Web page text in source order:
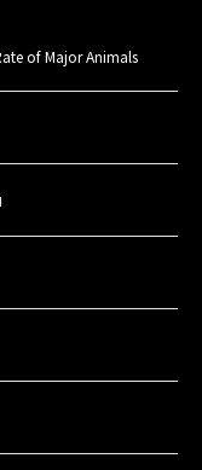
of Major Animals